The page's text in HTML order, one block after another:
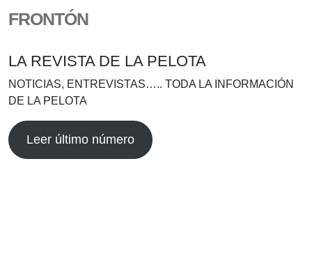
FRONTÓN
LA REVISTA DE LA PELOTA
NOTICIAS, ENTREVISTAS….. TODA LA INFORMACIÓN
DE LA PELOTA
Leer último número